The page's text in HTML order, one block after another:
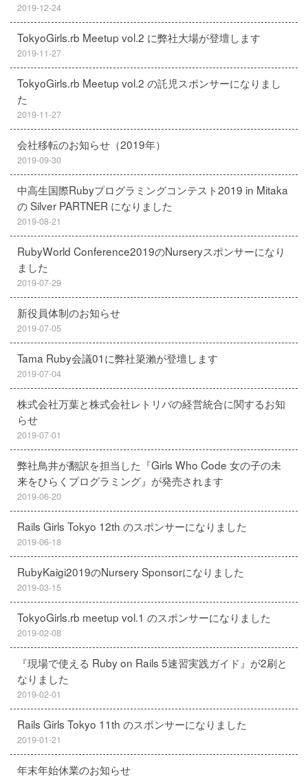
2019-12-24
TokyoGirls.rb Meetup vol.2 に弊社大場が登壇します
2019-11-27
TokyoGirls.rb Meetup vol.2 の託児スポンサーになりまし
た
2019-11-27
会社移転のお知らせ（2019年）
2019-09-30
中高生国際Rubyプログラミングコンテスト2019 in Mitaka
の Silver PARTNER になりました
2019-08-21
RubyWorld Conference2019のNurseryスポンサーになり
ました
2019-07-29
新役員体制のお知らせ
2019-07-05
Tama Ruby会議01に弊社簗瀨が登壇します
2019-07-04
株式会社万葉と株式会社レトリバの経営統合に関するお知
らせ
2019-07-01
弊社鳥井が翻訳を担当した『Girls Who Code 女の子の未
来をひらくプログラミング』が発売されます
2019-06-20
Rails Girls Tokyo 12th のスポンサーになりました
2019-06-18
RubyKaigi2019のNursery Sponsorになりました
2019-03-15
TokyoGirls.rb meetup vol.1 のスポンサーになりました
2019-02-08
『現場で使える Ruby on Rails 5速習実践ガイド』が2刷と
なりました
2019-02-01
Rails Girls Tokyo 11th のスポンサーになりました
2019-01-21
年末年始休業のお知らせ